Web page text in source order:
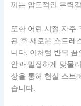
끼는 압도적인 무력
또한 어린 시절 자주
된 후 새로운 스트레
니다. 이처럼 반복
안과 밀접하게 맞물
상을 통해 현실 스트
습니다.